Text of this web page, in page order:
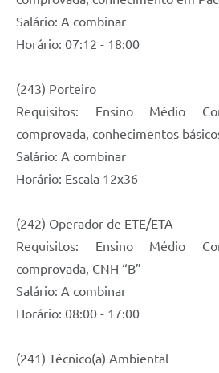
Salário: A combinar
Horário: 07:12 - 18:00
(243) Porteiro
Requisitos: Ensino Médio
comprovada, conhecimentos
Salário: A combinar
Horário: Escala 12x36
(242) Operador de ETE/ETA
Requisitos: Ensino Médio
comprovada, CNH “B”
Salário: A combinar
Horário: 08:00 - 17:00
(241) Técnico(a) Ambiental